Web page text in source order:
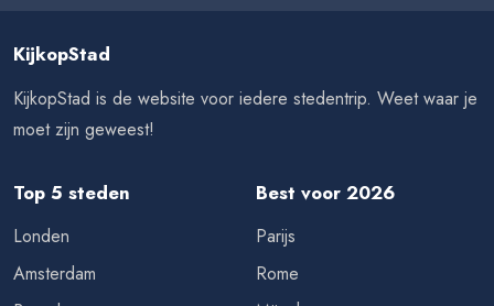
KijkopStad
KijkopStad is de website voor iedere stedentrip. Weet waar je
moet zijn geweest!
Top 5 steden
Londen
Amsterdam
Best voor 2026
Parijs
Rome